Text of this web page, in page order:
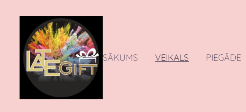
SĀKUMS VEIKALS PIEGĀDE